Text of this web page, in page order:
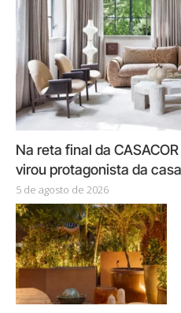
Na reta final da
virou protagonista da casa
5 de agosto de 2026